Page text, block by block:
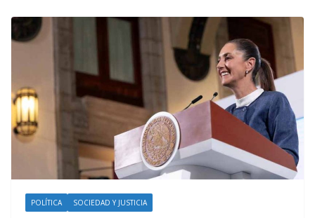
POLÍTICA SOCIEDAD Y JUSTICIA